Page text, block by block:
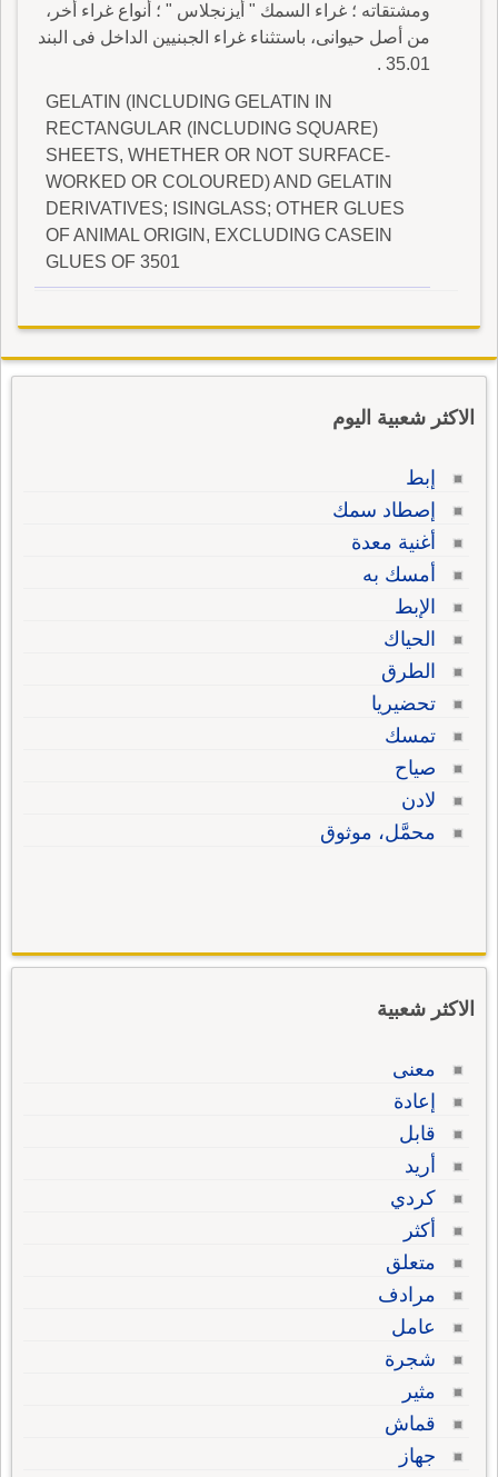
ومشتقاته ؛ غراء السمك " أيزنجلاس " ؛ أنواع غراء أخر،
من أصل حيوانى، باستثناء غراء الجبنيين الداخل فى البند
35.01 .
GELATIN (INCLUDING GELATIN IN
RECTANGULAR (INCLUDING SQUARE)
SHEETS, WHETHER OR NOT SURFACE-
WORKED OR COLOURED) AND GELATIN
DERIVATIVES; ISINGLASS; OTHER GLUES
OF ANIMAL ORIGIN, EXCLUDING CASEIN
GLUES OF 3501
الاكثر شعبية اليوم
إبط
إصطاد سمك
أغنية معدة
أمسك به
الإبط
الحياك
الطرق
تحضيريا
تمسك
صياح
لادن
محمَّل، موثوق
الاكثر شعبية
معنى
إعادة
قابل
أريد
كردي
أكثر
متعلق
مرادف
عامل
شجرة
مثير
قماش
جهاز